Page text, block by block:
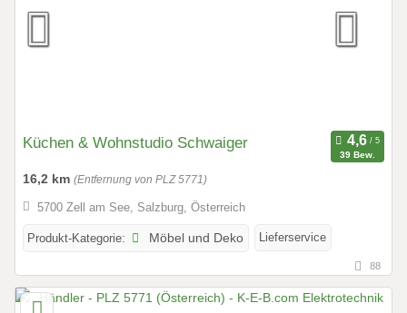
Küchen & Wohnstudio Schwaiger
39 Bew.
16,2 km (Entfernung von PLZ 5771)
5700 Zell am See, Salzburg, Österreich
Produkt-Kategorie: Möbel und Deko Lieferservice
88